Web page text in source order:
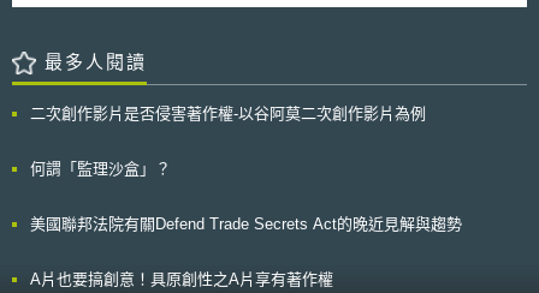
會達成重要政治協議[1]，尚待正式批准。 壹、發佈背景 歐洲議會及歐盟部
准。在法案普遍實施前之過渡期，歐盟執委會將公布人工智慧協定(AI
Pact)，其將號召來自歐洲及世界各地AI開發者自願承諾履行人工智慧法之
於人工智慧的全面法律架構，該項新法係歐盟打造可信賴AI之方式，將基於
[2]。 貳、內容摘要 AIA法案旨在確保進入並於歐盟使用之AI人工智慧系統是
(risk-based approach)，即風險越高，規則越嚴格，現階段將風險分為：最
risk)、特定透明度風險(Specific transparency risk)[3]。與委員會最初建議
最多人閱讀
二次創作影片是否侵害著作權-以谷阿莫二次創作影片為例
何謂「監理沙盒」？
美國聯邦法院有關Defend Trade Secrets Act的晚近見解與趨勢
A片也要搞創意！具原創性之A片享有著作權